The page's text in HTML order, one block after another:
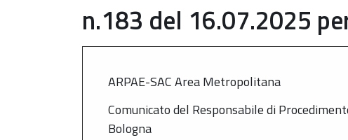
n.183 del 16.07.2025
ARPAE-SAC Area Metropolitana
Comunicato del Responsabile di
Bologna